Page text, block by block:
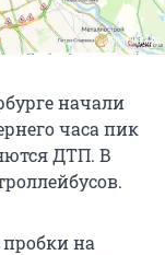
начали
часа пик
ДТП. В
на